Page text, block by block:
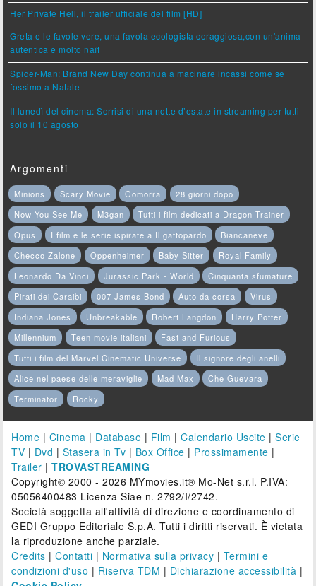
Her Private Hell, il trailer ufficiale del film [HD]
Greta e le favole vere, una favola ecologista coraggiosa,con un'anima
autentica e molto naïf
Spider-Man: Brand New Day continua a macinare incassi come se
fossimo a Natale
Il lunedì del cinema: Sorrisi di una notte d’estate in streaming per tutti
solo il 10 agosto
Argomenti
Minions Scary Movie Gomorra
28 giorni dopo
Now You See Me
M3gan
Tutti i film dedicati a Dragon Trainer
Opus
I film e le serie ispirate a Il gattopardo
Biancaneve
Checco Zalone
Oppenheimer Baby Sitter
Royal Family
Leonardo Da Vinci
Jurassic Park - World
Cinquanta sfumature
Pirati dei Caraibi
007 James Bond Auto da corsa
Virus
Indiana Jones
Unbreakable Robert Langdon
Harry Potter
Millennium
Teen movie italiani
Fast and Furious
Tutti i film del Marvel Cinematic Universe
Il signore degli anelli
Alice nel paese delle meraviglie
Mad Max
Che Guevara
Terminator
Rocky
Home | Cinema | Database | Film |Calendario Uscite |Serie
TV | Dvd | Stasera in Tv | Box Office | Prossimamente |
Trailer |TROVASTREAMING
Copyright© 2000 - 2026 MYmovies.it® Mo-Net s.r.l. P.IVA:
05056400483 Licenza Siae n. 2792/I/2742.
Società soggetta all'attività di direzione e coordinamento di
GEDI Gruppo Editoriale S.p.A. Tutti i diritti riservati. È vietata
la riproduzione anche parziale.
Credits |Contatti | Normativa sulla privacy | Termini e
condizioni d'uso | Riserva TDM | Dichiarazione accessibilità |